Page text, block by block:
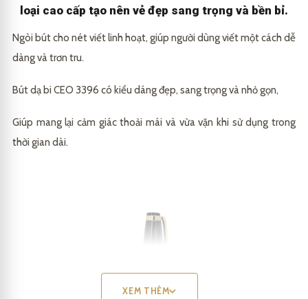
loại cao cấp tạo nên vẻ đẹp sang trọng và bền bỉ.
Ngòi bút cho nét viết linh hoạt, giúp người dùng viết một cách dễ
dàng và trơn tru.
Bút dạ bi CEO 3396 có kiểu dáng đẹp, sang trọng và nhỏ gọn,
Giúp mang lại cảm giác thoải mái và vừa vặn khi sử dụng trong
thời gian dài.
XEM THÊM